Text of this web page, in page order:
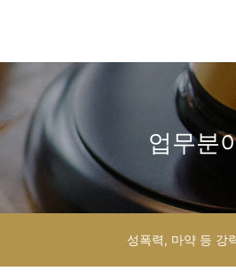
업무분
성폭력, 마약 등 강